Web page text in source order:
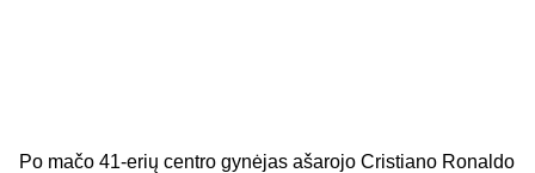
Po mačo 41-erių centro gynėjas ašarojo Cristiano Ronaldo